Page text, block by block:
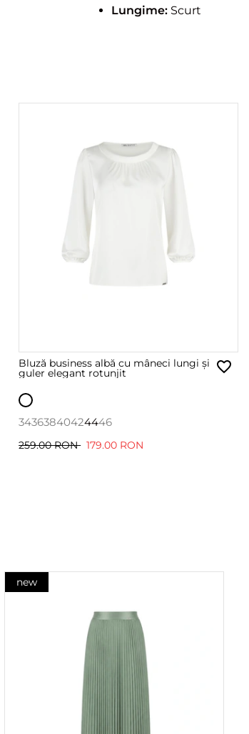
Lungime: Scurt
Bluză business albă cu mâneci lungi și
guler elegant rotunjit
34363840424446
259.00 RON 179.00 RON
new